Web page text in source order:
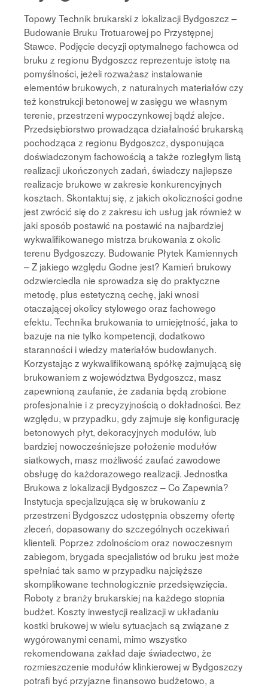
Topowy Technik brukarski z lokalizacji Bydgoszcz –
Budowanie Bruku Trotuarowej po Przystępnej
Stawce. Podjęcie decyzji optymalnego fachowca od
bruku z regionu Bydgoszcz reprezentuje istotę na
pomyślności, jeżeli rozważasz instalowanie
elementów brukowych, z naturalnych materiałów czy
też konstrukcji betonowej w zasięgu we własnym
terenie, przestrzeni wypoczynkowej bądź alejce.
Przedsiębiorstwo prowadząca działalność brukarską
pochodząca z regionu Bydgoszcz, dysponująca
doświadczonym fachowością a także rozległym listą
realizacji ukończonych zadań, świadczy najlepsze
realizacje brukowe w zakresie konkurencyjnych
kosztach. Skontaktuj się, z jakich okoliczności godne
jest zwrócić się do z zakresu ich usług jak również w
jaki sposób postawić na postawić na najbardziej
wykwalifikowanego mistrza brukowania z okolic
terenu Bydgoszczy. Budowanie Płytek Kamiennych
– Z jakiego względu Godne jest? Kamień brukowy
odzwierciedla nie sprowadza się do praktyczne
metodę, plus estetyczną cechę, jaki wnosi
otaczającej okolicy stylowego oraz fachowego
efektu. Technika brukowania to umiejętność, jaka to
bazuje na nie tylko kompetencji, dodatkowo
staranności i wiedzy materiałów budowlanych.
Korzystając z wykwalifikowaną spółkę zajmującą się
brukowaniem z województwa Bydgoszcz, masz
zapewnioną zaufanie, że zadania będą zrobione
profesjonalnie i z precyzyjnością o dokładności. Bez
względu, w przypadku, gdy zajmuje się konfigurację
betonowych płyt, dekoracyjnych modułów, lub
bardziej nowocześniejsze położenie modułów
siatkowych, masz możliwość zaufać zawodowe
obsługę do każdorazowego realizacji. Jednostka
Brukowa z lokalizacji Bydgoszcz – Co Zapewnia?
Instytucja specjalizująca się w brukowaniu z
przestrzeni Bydgoszcz udostępnia obszerny ofertę
zleceń, dopasowany do szczególnych oczekiwań
klienteli. Poprzez zdolnościom oraz nowoczesnym
zabiegom, brygada specjalistów od bruku jest może
spełniać tak samo w przypadku najcięższe
skomplikowane technologicznie przedsięwzięcia.
Roboty z branży brukarskiej na każdego stopnia
budżet. Koszty inwestycji realizacji w układaniu
kostki brukowej w wielu sytuacjach są związane z
wygórowanymi cenami, mimo wszystko
rekomendowana zakład daje świadectwo, że
rozmieszczenie modułów klinkierowej w Bydgoszczy
potrafi być przyjazne finansowo budżetowo, a